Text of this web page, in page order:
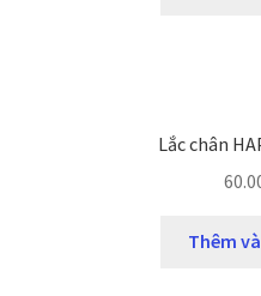
Lắc chân
Thêm